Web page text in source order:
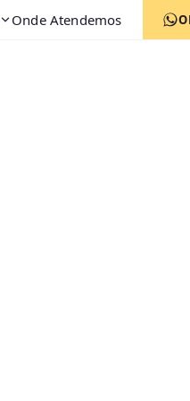
Onde Atendemos